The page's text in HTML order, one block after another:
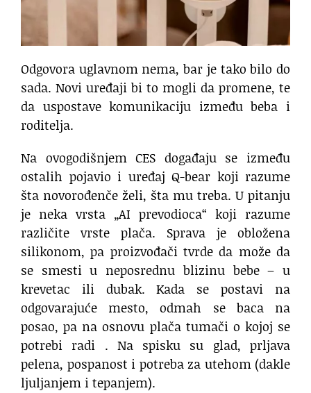
Odgovora uglavnom nema, bar je tako bilo do
sada. Novi uređaji bi to mogli da promene, te
da uspostave komunikaciju između beba i
roditelja.
Na ovogodišnjem CES događaju se između
ostalih pojavio i uređaj Q-bear koji razume
šta novorođenče želi, šta mu treba. U pitanju
je neka vrsta „AI prevodioca“ koji razume
različite vrste plača. Sprava je obložena
silikonom, pa proizvođači tvrde da može da
se smesti u neposrednu blizinu bebe – u
krevetac ili dubak. Kada se postavi na
odgovarajuće mesto, odmah se baca na
posao, pa na osnovu plača tumači o kojoj se
potrebi radi . Na spisku su glad, prljava
pelena, pospanost i potreba za utehom (dakle
ljuljanjem i tepanjem).